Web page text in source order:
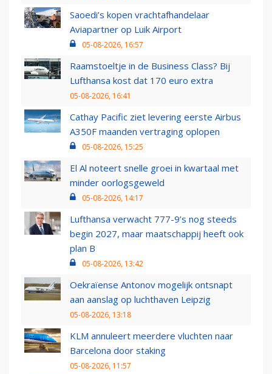
Saoedi’s kopen vrachtafhandelaar
Aviapartner op Luik Airport
05-08-2026, 16:57
Raamstoeltje in de Business Class? Bij
Lufthansa kost dat 170 euro extra
05-08-2026, 16:41
Cathay Pacific ziet levering eerste Airbus
A350F maanden vertraging oplopen
05-08-2026, 15:25
El Al noteert snelle groei in kwartaal met
minder oorlogsgeweld
05-08-2026, 14:17
Lufthansa verwacht 777-9’s nog steeds
begin 2027, maar maatschappij heeft ook
plan B
05-08-2026, 13:42
Oekraïense Antonov mogelijk ontsnapt
aan aanslag op luchthaven Leipzig
05-08-2026, 13:18
KLM annuleert meerdere vluchten naar
Barcelona door staking
05-08-2026, 11:57